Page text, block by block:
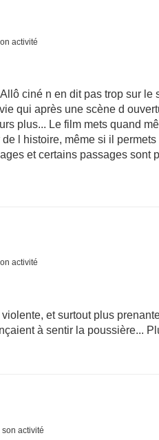
activité
ciné n en dit pas trop sur le
qui après une scène d
plus... Le film mets quand
l histoire, même si il
et certains passages sont
activité
et surtout plus
à sentir la poussière...
activité